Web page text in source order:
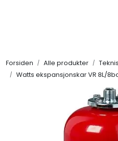
Forsiden Alle produkter
Watts ekspansjonskar VR 8L/
KAMPANJER
Søk om proffkundekonto